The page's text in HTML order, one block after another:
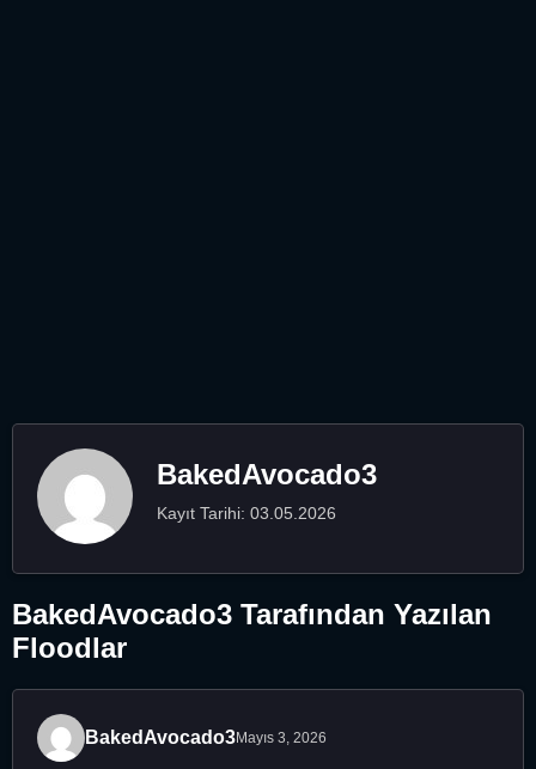
BakedAvocado3
Kayıt Tarihi: 03.05.2026
BakedAvocado3 Tarafından Yazılan
Floodlar
BakedAvocado3Mayıs 3, 2026